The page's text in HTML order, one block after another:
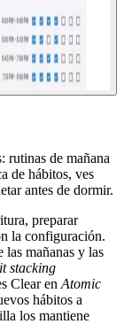
rutinas de mañana
de hábitos, ves
antes de dormir.
preparar
la configuración.
las mañanas y las
stacking
Clear en Atomic
hábitos a
los mantiene